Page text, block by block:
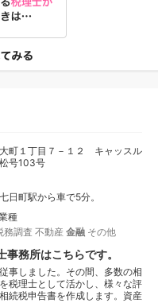
町１丁目７－１２ キャッスル
号103号
日町駅から車で5分。
種
務調査 不動産 金融 その他
務所はこちらです。
事しました。その間、多数の相
税理士として活かし、様々な評
続税申告書を作成します。資産